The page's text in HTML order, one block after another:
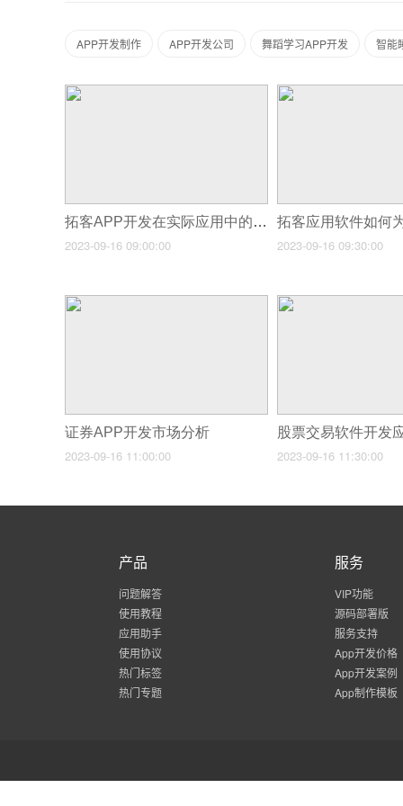
APP开发制作 APP开发公司 舞蹈学习APP开发 智能
拓客APP开发在实际应用中的优势
2023-09-16 09:00:00 2023-09-16 09:30:00
证券APP开发市场分析
2023-09-16 11:00:00 2023-09-16 11:30:00
产品
问题解答
使用教程
应用助手
使用协议
热门标签
热门专题
服务
VIP功能
源码部署版
服务支持
App开发价格
App开发案例
App制作模板